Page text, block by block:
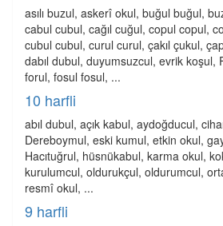
asılı buzul, askerî okul, buğul buğul,
cabul cubul, cağıl cuğul, copul copul,
cubul cubul, curul curul, çakıl çukul,
dabıl dubul, duyumsuzcul, evrik koşul,
forul, fosul fosul, ...
10 harfli
abıl dubul, açık kabul, aydoğducul,
Dereboymul, eski kumul, etkin okul,
Hacıtuğrul, hüsnükabul, karma okul,
kurulumcul, oldurukçul, oldurumcul,
resmî okul, ...
9 harfli